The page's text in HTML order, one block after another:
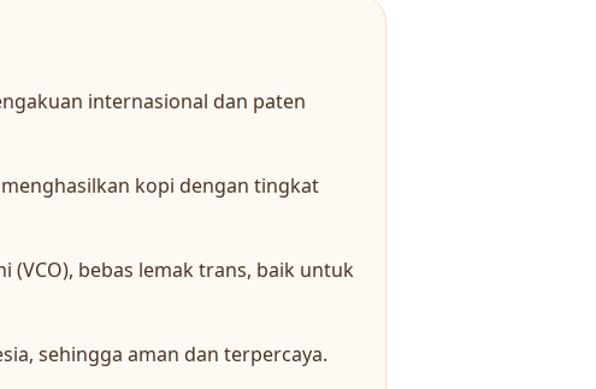
internasional dan paten
kopi dengan tingkat
bebas lemak trans, baik untuk
sehingga aman dan terpercaya.